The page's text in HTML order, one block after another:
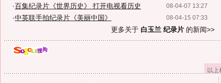
08-04-07 13:27
·百集纪录片《世界历史》 打开电视看历史
08-04-15 07:33
·中英联手拍纪录片《美丽中国》
更多关于 白玉兰 纪录片 的新闻>>
以